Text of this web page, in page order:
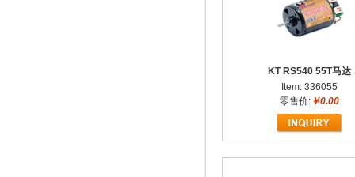
KT RS540 55T马达
Item: 336055
零售价: ￥0.00